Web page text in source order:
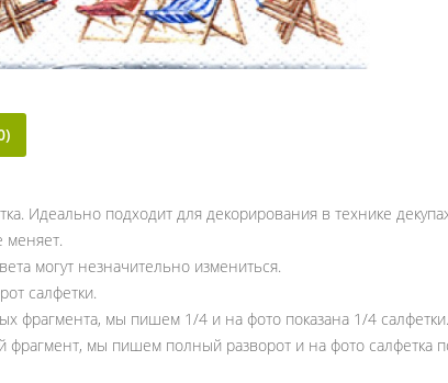
Идеально подходит для декорирования в технике
меняет.
могут незначительно измениться.
салфетки.
фрагмента, мы пишем 1/4 и на фото показана 1/4 салфетки.
мы пишем полный разворот и на фото салфетка